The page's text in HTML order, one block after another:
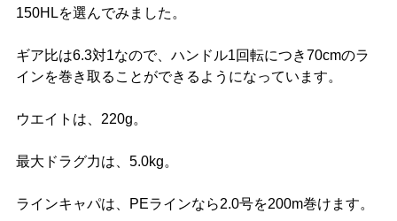
150HLを選んでみました。
ギア比は6.3対1なので、ハンドル1回転につき70cmのラ
インを巻き取ることができるようになっています。
ウエイトは、220g。
最大ドラグ力は、5.0kg。
ラインキャパは、PEラインなら2.0号を200m巻けます。